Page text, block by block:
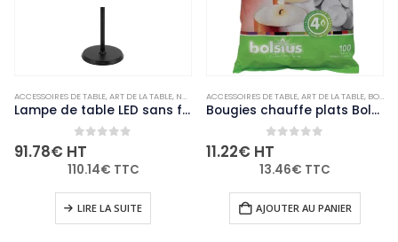
ACCESSOIRES DE TABLE,ART DE LA TABLE, NON-PALETTISABLE
Lampe de table LED sans fil noire à intensité variable Securit Feline avec câble de chargement magnétique
0out of 5
91.78€ HT
110.14€ TTC
LIRE LA SUITE
ACCESSOIRES DE TABLE,ART DE LA TABLE, BOUGIES ET PHOTOPHORES
Bougies chauffe plats Bolsius 4 heures (Lot de 100)
0
11.22€ HT
13.46€ TTC
AJOUTER AU PANIER